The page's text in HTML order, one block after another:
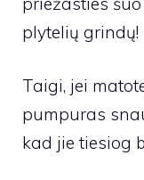
plytelių grindų!
Taigi, jei
pumpuras
kad jie tiesiog